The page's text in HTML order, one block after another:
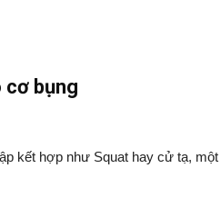
cơ bụng
kết hợp như Squat hay cử tạ, một